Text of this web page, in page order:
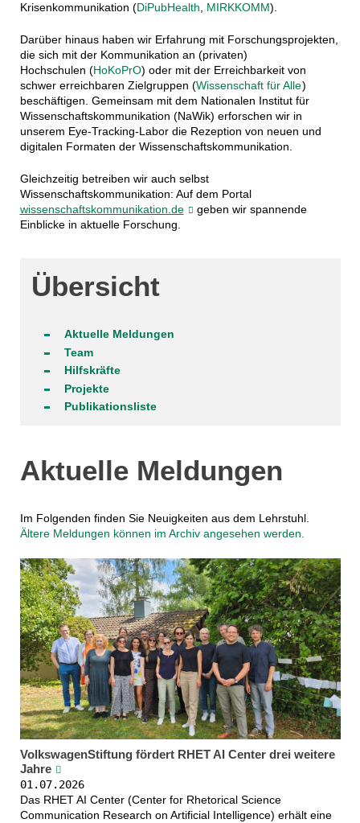
Krisenkommunikation (DiPubHealth, MIRKKOMM).
Darüber hinaus haben wir Erfahrung mit Forschungsprojekten,
die sich mit der Kommunikation an (privaten)
Hochschulen (HoKoPrO) oder mit derErreichbarkeit von
schwer erreichbaren Zielgruppen (Wissenschaft für Alle)
beschäftigen. Gemeinsam mit dem Nationalen Institut für
Wissenschaftskommunikation (NaWik) erforschen wir in
unserem Eye-Tracking-Labor die Rezeption von neuen und
digitalen Formaten der Wissenschaftskommunikation.
Gleichzeitig betreiben wir auch selbst
Wissenschaftskommunikation: Auf dem Portal
wissenschaftskommunikation.de
geben wir spannende
Einblicke in aktuelle Forschung.
Übersicht
Aktuelle Meldungen
Team
Hilfskräfte
Projekte
Publikationsliste
Aktuelle Meldungen
Im Folgenden finden Sie Neuigkeiten aus dem Lehrstuhl.
Ältere Meldungen können im Archiv angesehen werden.
VolkswagenStiftung fördert RHET AI Center drei weitere
Jahre
01.07.2026
Das RHET AI Center (Center for Rhetorical Science
Communication Research on Artificial Intelligence) erhält eine